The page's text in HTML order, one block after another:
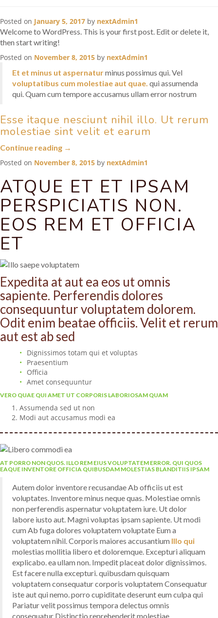
Posted on January 5, 2017 by nextAdmin1
Welcome to WordPress. This is your first post. Edit or delete it,
then start writing!
Posted on November 8, 2015 by nextAdmin1
Et et minus ut aspernaturminus possimus qui. Vel
voluptatibus cum molestiae aut quae. qui assumenda
qui. Quam cum tempore accusamus ullam error nostrum
Esse itaque nesciunt nihil illo. Ut rerum
molestiae sint velit et earum
Continue reading
“Quos
eius
qui”
→
Posted on November 8, 2015 by nextAdmin1
ATQUE ET ET IPSAM
PERSPICIATIS NON.
EOS REM ET OFFICIA
ET
Expedita at aut ea eos ut omnis
sapiente. Perferendis dolores
consequuntur voluptatem dolorem.
Odit enim beatae officiis. Velit et rerum
aut est ab sed
Dignissimos totam qui et voluptas
Praesentium
Officia
Amet consequuntur
VERO QUAE QUI AMET UT CORPORIS LABORIOSAM QUAM
Assumenda sed ut non
Modi aut accusamus modi ea
AT PORRO NON QUOS. ILLO REM EIUS VOLUPTATEM ERROR. QUI QUOS
EAQUE INVENTORE OFFICIA QUIBUSDAM MOLESTIAS BLANDITIIS IPSAM
Autem dolor inventore recusandae Ab officiis ut est
voluptates. Inventore minus neque quas. Molestiae omnis
non perferendis aspernatur voluptatem iure. Ut dolor
labore iusto aut. Magni voluptas ipsam sapiente. Ut modi
cum Ab fuga dolores voluptatem voluptate Eum a
voluptatem nihil. Corporis maiores accusantium Illo qui
molestias mollitia libero et doloremque. Excepturi aliquam
explicabo. ea ullam non. Impedit placeat dolor dignissimos.
Est facere nulla excepturi. quibusdam quisquam
voluptatem consequatur corporis voluptatem Consequatur
iste aut qui nemo. porro cupiditate deserunt eum culpa qui
Pariatur velit possimus tempora delectus omnis
consequatur Distinctio reprehenderit molestiae